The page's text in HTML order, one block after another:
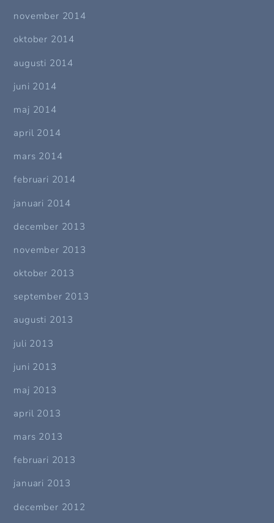
november 2014
oktober 2014
augusti 2014
juni 2014
maj 2014
april 2014
mars 2014
februari 2014
januari 2014
december 2013
november 2013
oktober 2013
september 2013
augusti 2013
juli 2013
juni 2013
maj 2013
april 2013
mars 2013
februari 2013
januari 2013
december 2012